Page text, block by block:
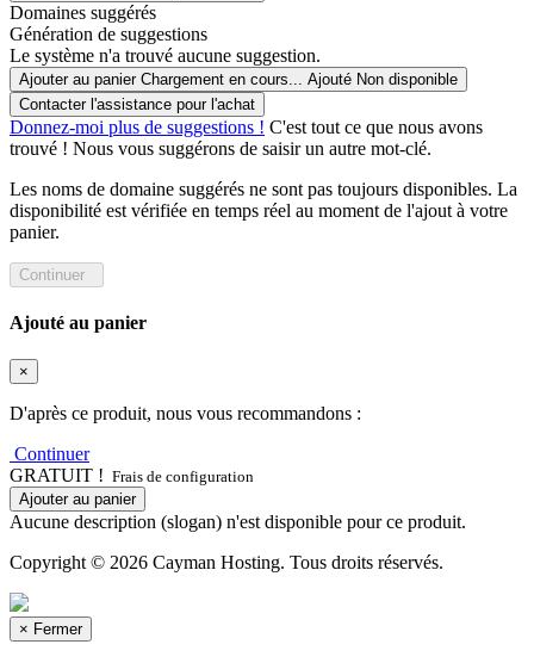
Domaines suggérés
Génération de suggestions
Le système n'a trouvé aucune suggestion.
Ajouter au panier Chargement en cours... Ajouté Non disponible
Contacter l'assistance pour l'achat
Donnez-moi plus de suggestions ! C'est tout ce que nous avons
trouvé ! Nous vous suggérons de saisir un autre mot-clé.
Les noms de domaine suggérés ne sont pas toujours disponibles. La
disponibilité est vérifiée en temps réel au moment de l'ajout à votre
panier.
Ajouté au panier
×
D'après ce produit, nous vous recommandons :
Continuer
GRATUIT ! Frais de configuration
Ajouter au panier
Aucune description (slogan) n'est disponible pour ce produit.
Copyright © 2026 Cayman Hosting. Tous droits réservés.
× Fermer